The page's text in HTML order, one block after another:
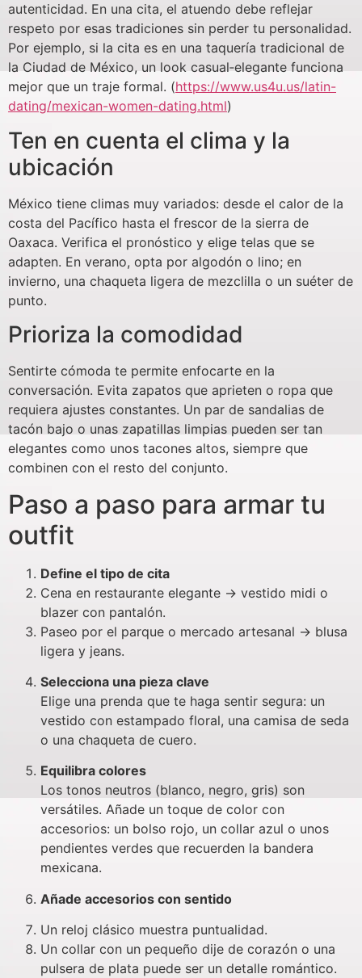
autenticidad. En una cita, el atuendo debe reflejar
respeto por esas tradiciones sin perder tu personalidad.
Por ejemplo, si la cita es en una taquería tradicional de
la Ciudad de México, un look casual‑elegante funciona
mejor que un traje formal. (https://www.us4u.us/latin-
dating/mexican-women-dating.html)
Ten en cuenta el clima y la
ubicación
México tiene climas muy variados: desde el calor de la
costa del Pacífico hasta el frescor de la sierra de
Oaxaca. Verifica el pronóstico y elige telas que se
adapten. En verano, opta por algodón o lino; en
invierno, una chaqueta ligera de mezclilla o un suéter de
punto.
Prioriza la comodidad
Sentirte cómoda te permite enfocarte en la
conversación. Evita zapatos que aprieten o ropa que
requiera ajustes constantes. Un par de sandalias de
tacón bajo o unas zapatillas limpias pueden ser tan
elegantes como unos tacones altos, siempre que
combinen con el resto del conjunto.
Paso a paso para armar tu
outfit
Define el tipo de cita
Cena en restaurante elegante → vestido midi o
blazer con pantalón.
Paseo por el parque o mercado artesanal → blusa
ligera y jeans.
Selecciona una pieza clave
Elige una prenda que te haga sentir segura: un
vestido con estampado floral, una camisa de seda
o una chaqueta de cuero.
Equilibra colores
Los tonos neutros (blanco, negro, gris) son
versátiles. Añade un toque de color con
accesorios: un bolso rojo, un collar azul o unos
pendientes verdes que recuerden la bandera
mexicana.
Añade accesorios con sentido
Un reloj clásico muestra puntualidad.
Un collar con un pequeño dije de corazón o una
pulsera de plata puede ser un detalle romántico.